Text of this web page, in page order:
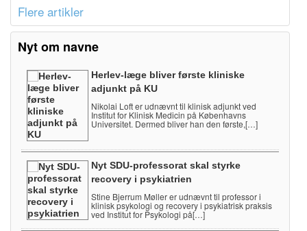
Flere artikler
Nyt om navne
Herlev-læge bliver første kliniske
adjunkt på KU
Nikolai Loft er udnævnt til klinisk adjunkt ved
Institut for Klinisk Medicin på Københavns
Universitet. Dermed bliver han den første,[…]
Nyt SDU-professorat skal styrke
recovery i psykiatrien
Stine Bjerrum Møller er udnævnt til professor i
klinisk psykologi og recovery i psykiatrisk praksis
ved Institut for Psykologi på[…]